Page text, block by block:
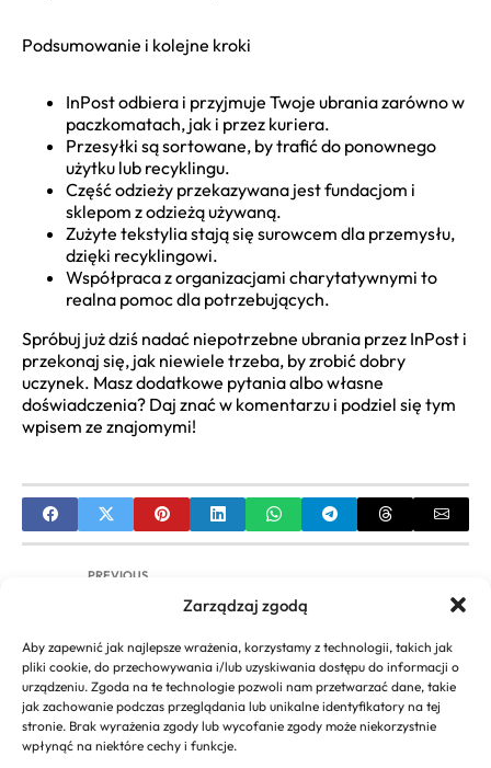
Zarządzaj zgodą
Aby zapewnić jak najlepsze wrażenia, korzystamy z technologii, takich jak
pliki cookie, do przechowywania i/lub uzyskiwania dostępu do informacji o
urządzeniu. Zgoda na te technologie pozwoli nam przetwarzać dane, takie
jak zachowanie podczas przeglądania lub unikalne identyfikatory na tej
stronie. Brak wyrażenia zgody lub wycofanie zgody może niekorzystnie
wpłynąć na niektóre cechy i funkcje.
Podsumowanie i kolejne kroki
InPost odbiera i przyjmuje Twoje ubrania zarówno w
paczkomatach, jak i przez kuriera.
Przesyłki są sortowane, by trafić do ponownego
użytku lub recyklingu.
Część odzieży przekazywana jest fundacjom i
sklepom z odzieżą używaną.
Zużyte tekstylia stają się surowcem dla przemysłu,
dzięki recyklingowi.
Współpraca z organizacjami charytatywnymi to
realna pomoc dla potrzebujących.
Spróbuj już dziś nadać niepotrzebne ubrania przez InPost i
przekonaj się, jak niewiele trzeba, by zrobić dobry
uczynek. Masz dodatkowe pytania albo własne
doświadczenia? Daj znać w komentarzu i podziel się tym
wpisem ze znajomymi!
PREVIOUS
InPost: Twoje opcje, gdy paczka nie mieści się w
NEXT
Jak InPost zmienia ekozwroty na lepsze? Oto
odpowiedź!